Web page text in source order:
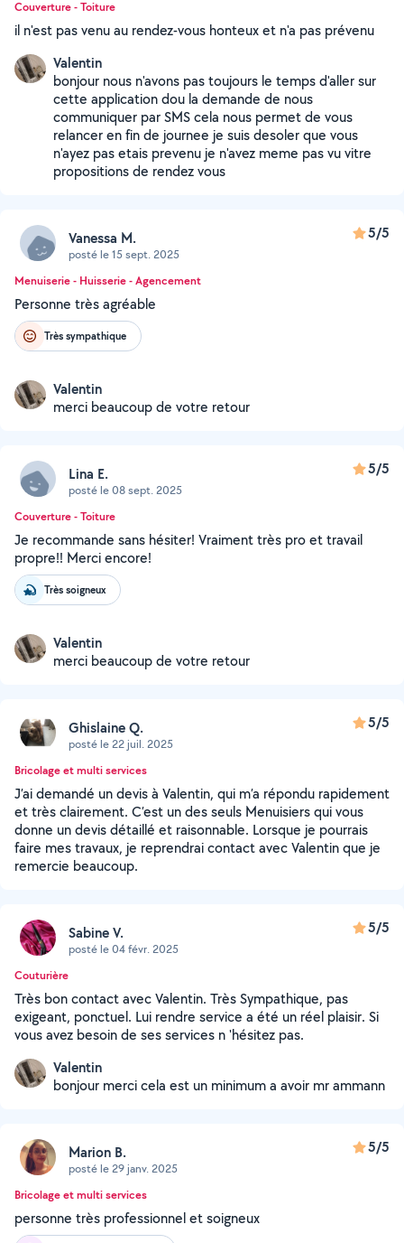
Couverture - Toiture
il n'est pas venu au rendez-vous honteux et n'a pas prévenu
Valentin
bonjour nous n'avons pas toujours le temps d'aller sur
cette application dou la demande de nous
communiquer par SMS cela nous permet de vous
relancer en fin de journee je suis desoler que vous
n'ayez pas etais prevenu je n'avez meme pas vu vitre
propositions de rendez vous
Vanessa M.
posté le 15 sept. 2025
5/5
Menuiserie - Huisserie - Agencement
Personne très agréable
Très sympathique
Valentin
merci beaucoup de votre retour
Lina E.
posté le 08 sept. 2025
5/5
Couverture - Toiture
Je recommande sans hésiter! Vraiment très pro et travail
propre!! Merci encore!
Très soigneux
Valentin
merci beaucoup de votre retour
Ghislaine Q.
posté le 22 juil. 2025
5/5
Bricolage et multi services
J’ai demandé un devis à Valentin, qui m’a répondu rapidement
et très clairement. C’est un des seuls Menuisiers qui vous
donne un devis détaillé et raisonnable. Lorsque je pourrais
faire mes travaux, je reprendrai contact avec Valentin que je
remercie beaucoup.
Sabine V.
posté le 04 févr. 2025
5/5
Couturière
Très bon contact avec Valentin. Très Sympathique, pas
exigeant, ponctuel. Lui rendre service a été un réel plaisir. Si
vous avez besoin de ses services n 'hésitez pas.
Valentin
bonjour merci cela est un minimum a avoir mr ammann
Marion B.
posté le 29 janv. 2025
5/5
Bricolage et multi services
personne très professionnel et soigneux